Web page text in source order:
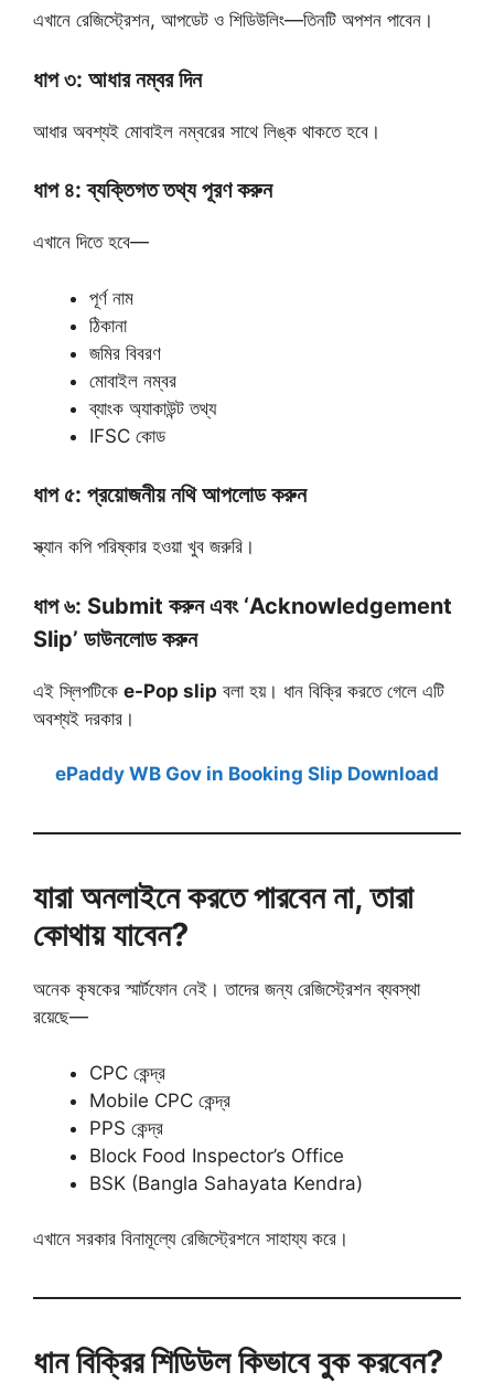
এখানে রেজিস্ট্রেশন, আপডেট ও শিডিউলিং—তিনটি অপশন পাবেন।
ধাপ ৩: আধার নম্বর দিন
আধার অবশ্যই মোবাইল নম্বরের সাথে লিঙ্ক থাকতে হবে।
ধাপ ৪: ব্যক্তিগত তথ্য পূরণ করুন
এখানে দিতে হবে—
পূর্ণ নাম
ঠিকানা
জমির বিবরণ
মোবাইল নম্বর
ব্যাংক অ্যাকাউন্ট তথ্য
IFSC কোড
ধাপ ৫: প্রয়োজনীয় নথি আপলোড করুন
স্ক্যান কপি পরিষ্কার হওয়া খুব জরুরি।
ধাপ ৬: Submit করুন এবং ‘Acknowledgement
Slip’ ডাউনলোড করুন
এই স্লিপটিকে e-Pop slip বলা হয়। ধান বিক্রি করতে গেলে এটি
অবশ্যই দরকার।
ePaddy WB Gov in Booking Slip Download
যারা অনলাইনে করতে পারবেন না, তারা
কোথায় যাবেন?
অনেক কৃষকের স্মার্টফোন নেই। তাদের জন্য রেজিস্ট্রেশন ব্যবস্থা
রয়েছে—
CPC কেন্দ্র
Mobile CPC কেন্দ্র
PPS কেন্দ্র
Block Food Inspector’s Office
BSK (Bangla Sahayata Kendra)
এখানে সরকার বিনামূল্যে রেজিস্ট্রেশনে সাহায্য করে।
ধান বিক্রির শিডিউল কিভাবে বুক করবেন?